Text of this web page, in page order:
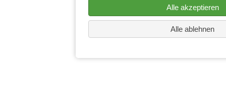
Alle akzeptieren
Alle ablehnen